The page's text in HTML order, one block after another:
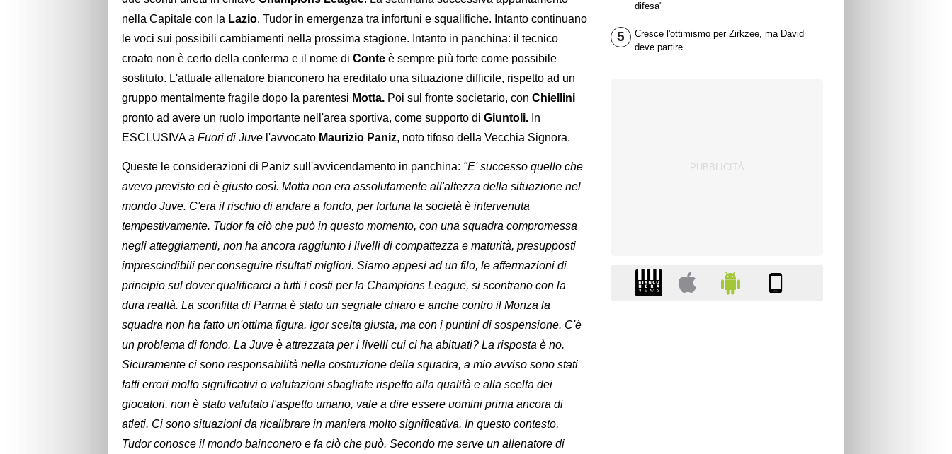
nella Capitale con la Lazio. Tudor in emergenza tra infortuni e squalifiche. Intanto continuano
le voci sui possibili cambiamenti nella prossima stagione. Intanto in panchina: il tecnico
croato non è certo della conferma e il nome di Conte è sempre più forte come possibile
sostituto. L'attuale allenatore bianconero ha ereditato una situazione difficile, rispetto ad un
gruppo mentalmente fragile dopo la parentesi Motta. Poi sul fronte societario, con Chiellini
pronto ad avere un ruolo importante nell'area sportiva, come supporto di Giuntoli. In
ESCLUSIVA a Fuori di Juve l'avvocato Maurizio Paniz, noto tifoso della Vecchia Signora.
Queste le considerazioni di Paniz sull'avvicendamento in panchina: "E' successo quello che
avevo previsto ed è giusto così. Motta non era assolutamente all'altezza della situazione nel
mondo Juve. C'era il rischio di andare a fondo, per fortuna la società è intervenuta
tempestivamente. Tudor fa ciò che può in questo momento, con una squadra compromessa
negli atteggiamenti, non ha ancora raggiunto i livelli di compattezza e maturità, presupposti
imprescindibili per conseguire risultati migliori. Siamo appesi ad un filo, le affermazioni di
principio sul dover qualificarci a tutti i costi per la Champions League, si scontrano con la
dura realtà. La sconfitta di Parma è stato un segnale chiaro e anche contro il Monza la
squadra non ha fatto un'ottima figura. Igor scelta giusta, ma con i puntini di sospensione. C'è
un problema di fondo. La Juve è attrezzata per i livelli cui ci ha abituati? La risposta è no.
Sicuramente ci sono responsabilità nella costruzione della squadra, a mio avviso sono stati
fatti errori molto significativi o valutazioni sbagliate rispetto alla qualità e alla scelta dei
giocatori, non è stato valutato l'aspetto umano, vale a dire essere uomini prima ancora di
atleti. Ci sono situazioni da ricalibrare in maniera molto significativa. In questo contesto,
Tudor conosce il mondo bainconero e fa ciò che può. Secondo me serve un allenatore di
difesa"
5
Cresce l'ottimismo per Zirkzee, ma David
deve partire